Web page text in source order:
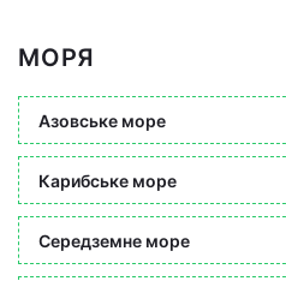
МОРЯ
Азовське море
Карибське море
Середземне море